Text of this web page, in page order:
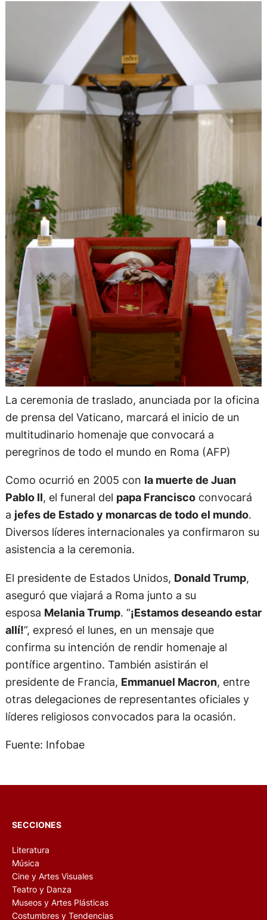
La ceremonia de traslado, anunciada por la oficina
de prensa del Vaticano, marcará el inicio de un
multitudinario homenaje que convocará a
peregrinos de todo el mundo en Roma (AFP)
Como ocurrió en 2005 con la muerte de Juan
Pablo II, el funeral del papa Franciscoconvocará
a jefes de Estado y monarcas de todo el mundo.
Diversos líderes internacionales ya confirmaron su
asistencia a la ceremonia.
El presidente de Estados Unidos, Donald Trump,
aseguró que viajará a Roma junto a su
esposa Melania Trump. “¡Estamos deseando estar
allí!”, expresó el lunes, en un mensaje que
confirma su intención de rendir homenaje al
pontífice argentino. También asistirán el
presidente de Francia, Emmanuel Macron, entre
otras delegaciones de representantes oficiales y
líderes religiosos convocados para la ocasión.
Fuente: Infobae
SECCIONES
Literatura
Música
Cine y Artes Visuales
Teatro y Danza
Museos y Artes Plásticas
Costumbres y Tendencias